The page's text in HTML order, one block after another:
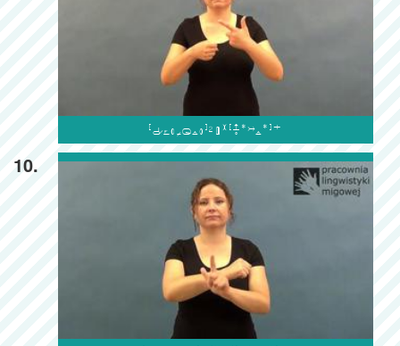

10.